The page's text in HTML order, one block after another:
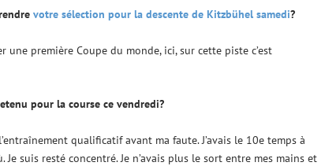
votre sélection pour la descente de Kitzbühel samedi?
une première Coupe du monde, ici, sur cette piste c’est
pour la course ce vendredi?
qualificatif avant ma faute. J’avais le 10e temps à
suis resté concentré. Je n’avais plus le sort entre mes mains et